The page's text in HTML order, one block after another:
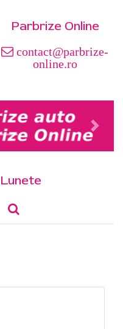
Parbrize Online
contact@parbrize-
online.ro
Lunete